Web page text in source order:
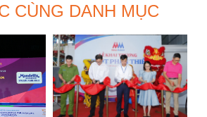
CÙNG DANH MỤC